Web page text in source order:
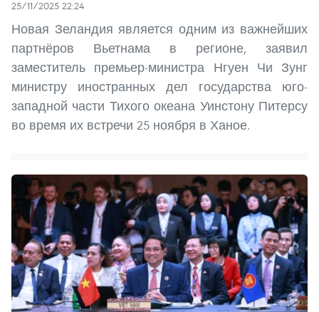
25/11/2025 22:24
Новая Зеландия является одним из важнейших
партнёров Вьетнама в регионе, заявил
заместитель премьер-министра Нгуен Чи Зунг
министру иностранных дел государства юго-
западной части Тихого океана Уинстону Питерсу
во время их встречи 25 ноября в Ханое.